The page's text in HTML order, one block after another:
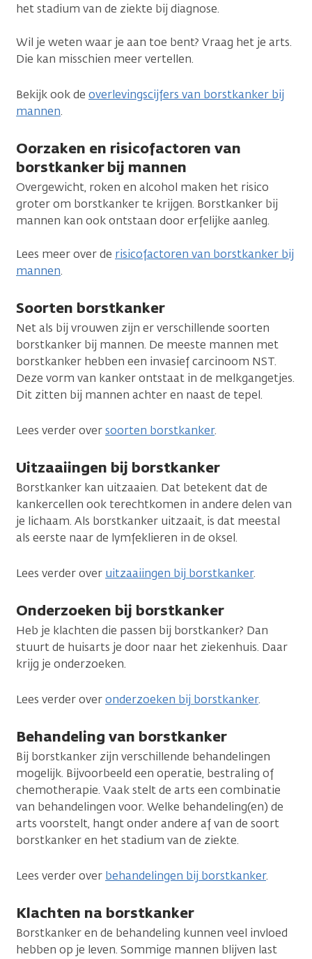
het stadium van de ziekte bij diagnose.
Wil je weten waar je aan toe bent? Vraag het je arts.
Die kan misschien meer vertellen.
Bekijk ook de overlevingscijfers van borstkanker bij
mannen.
Oorzaken en risicofactoren van
borstkanker bij mannen
Overgewicht, roken en alcohol maken het risico
groter om borstkanker te krijgen. Borstkanker bij
mannen kan ook ontstaan door erfelijke aanleg.
Lees meer over de risicofactoren van borstkanker bij
mannen.
Soorten borstkanker
Net als bij vrouwen zijn er verschillende soorten
borstkanker bij mannen. De meeste mannen met
borstkanker hebben een invasief carcinoom NST.
Deze vorm van kanker ontstaat in de melkgangetjes.
Dit zitten bij mannen achter en naast de tepel.
Lees verder oversoorten borstkanker.
Uitzaaiingen bij borstkanker
Borstkanker kan uitzaaien. Dat betekent dat de
kankercellen ook terechtkomen in andere delen van
je lichaam. Als borstkanker uitzaait, is dat meestal
als eerste naar de lymfeklieren in de oksel.
Lees verder over uitzaaiingen bij borstkanker.
Onderzoeken bij borstkanker
Heb je klachten die passen bij borstkanker? Dan
stuurt de huisarts je door naar het ziekenhuis. Daar
krijg je onderzoeken.
Lees verder overonderzoeken bij borstkanker.
Behandeling van borstkanker
Bij borstkanker zijn verschillende behandelingen
mogelijk. Bijvoorbeeld een operatie, bestraling of
chemotherapie. Vaak stelt de arts een combinatie
van behandelingen voor. Welke behandeling(en) de
arts voorstelt, hangt onder andere af van de soort
borstkanker en het stadium van de ziekte.
Lees verder over behandelingen bij borstkanker.
Klachten na borstkanker
Borstkanker en de behandeling kunnen veel invloed
hebben op je leven. Sommige mannen blijven last